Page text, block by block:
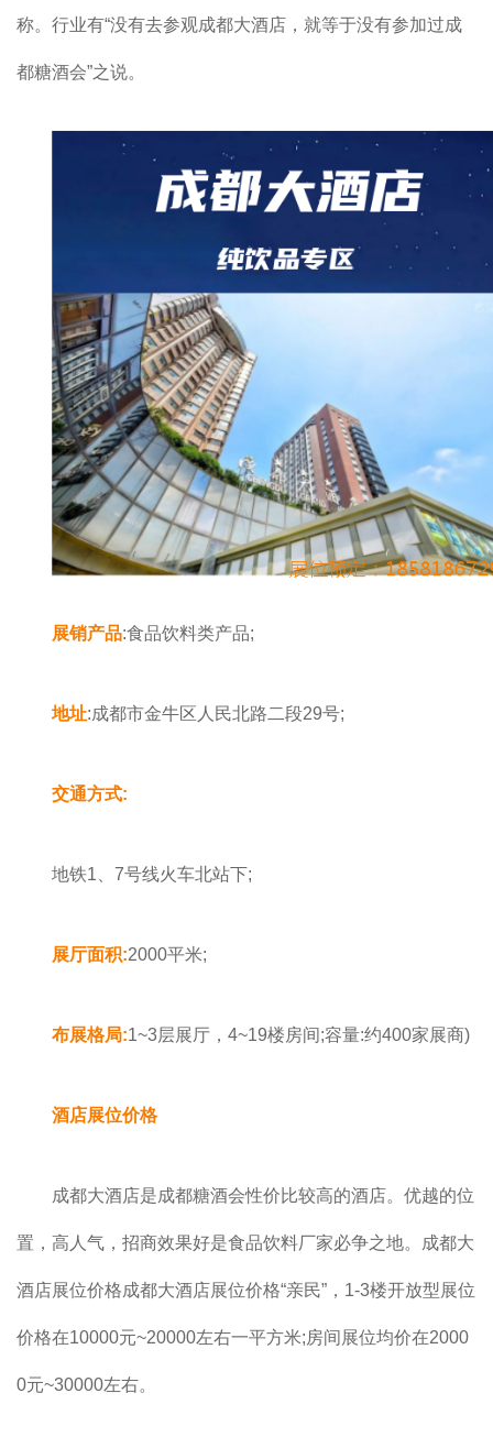
称。行业有“没有去参观成都大酒店，就等于没有参加过成
都糖酒会”之说。
展销产品:食品饮料类产品;
地址:成都市金牛区人民北路二段29号;
交通方式:
地铁1、7号线火车北站下;
展厅面积:2000平米;
布展格局:1~3层展厅，4~19楼房间;容量:约400家展商)
酒店展位价格
成都大酒店是成都糖酒会性价比较高的酒店。优越的位
置，高人气，招商效果好是食品饮料厂家必争之地。 成都大
酒店展位价格成都大酒店展位价格“亲民”， 1-3楼开放型展位
价格在10000元~20000左右一平方米;房间展位均价在2000
0元~30000左右。